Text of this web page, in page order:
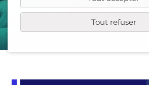
Tout refuser